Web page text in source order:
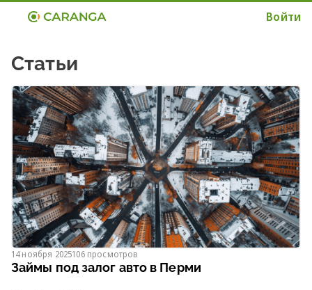
Войти
Статьи
14 ноября 2025106 просмотров
Займы под залог авто в Перми